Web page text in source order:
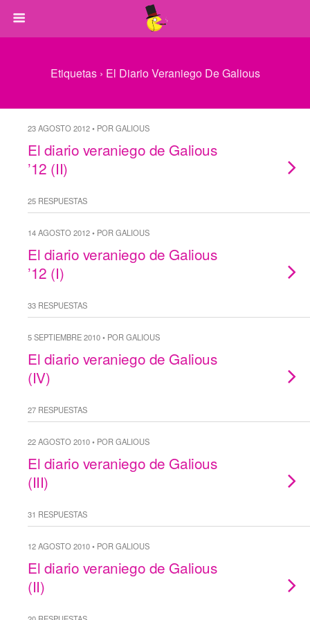
Etiquetas › El Diario Veraniego De Galious
23 AGOSTO 2012 • POR GALIOUS
El diario veraniego de Galious
’12 (II)
25 RESPUESTAS
14 AGOSTO 2012 • POR GALIOUS
El diario veraniego de Galious
’12 (I)
33 RESPUESTAS
5 SEPTIEMBRE 2010 • POR GALIOUS
El diario veraniego de Galious
(IV)
27 RESPUESTAS
22 AGOSTO 2010 • POR GALIOUS
El diario veraniego de Galious
(III)
31 RESPUESTAS
12 AGOSTO 2010 • POR GALIOUS
El diario veraniego de Galious
(II)